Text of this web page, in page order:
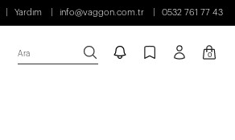
Yardım info@vaggon.com.tr 0532 761 77 43
Ara 0